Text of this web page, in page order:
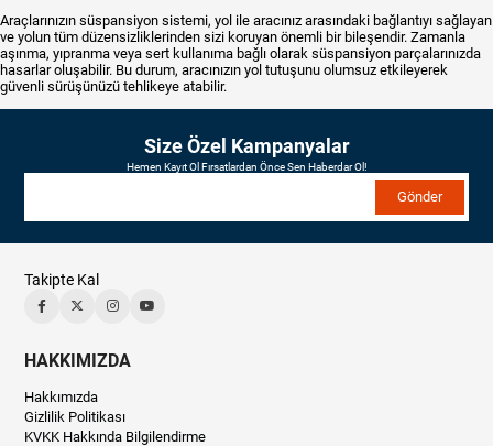
Araçlarınızın süspansiyon sistemi, yol ile aracınız arasındaki bağlantıyı sağlayan
ve yolun tüm düzensizliklerinden sizi koruyan önemli bir bileşendir. Zamanla
aşınma, yıpranma veya sert kullanıma bağlı olarak süspansiyon parçalarınızda
hasarlar oluşabilir. Bu durum, aracınızın yol tutuşunu olumsuz etkileyerek
güvenli sürüşünüzü tehlikeye atabilir.
Size Özel Kampanyalar
Hemen Kayıt Ol Fırsatlardan Önce Sen Haberdar Ol!
Gönder
Takipte Kal
HAKKIMIZDA
Hakkımızda
Gizlilik Politikası
KVKK Hakkında Bilgilendirme